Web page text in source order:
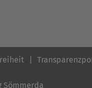
Sömmerda